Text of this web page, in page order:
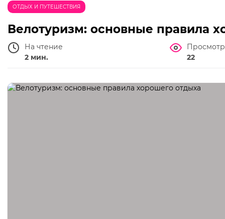
ОТДЫХ И ПУТЕШЕСТВИЯ
Велотуризм: основные правила
На чтение
2 мин.
22